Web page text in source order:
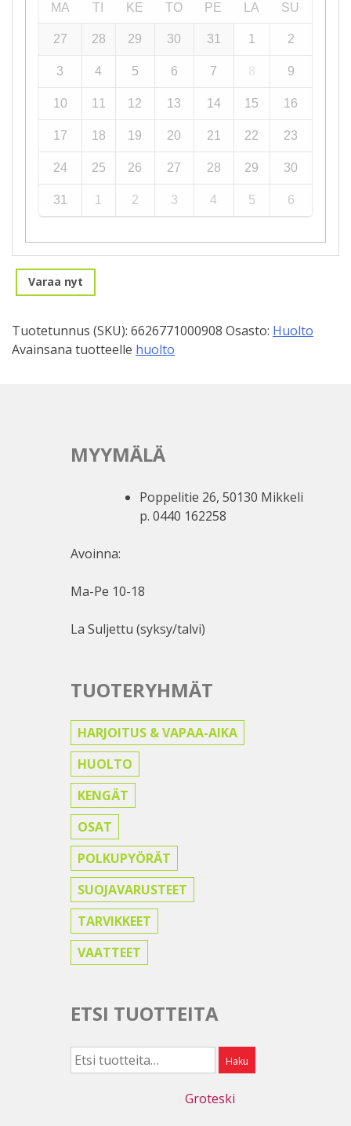
MA TI KE TO PE LA SU
27 28 29 30 31 1 2
3 4 5 6 7 8 9
10 11 12 13 14 15 16
17 18 19 20 21 22 23
24 25 26 27 28 29 30
31 1 2 3 4 5 6
Varaa nyt
Tuotetunnus (SKU): 6626771000908 Osasto: Huolto
Avainsana tuotteelle huolto
MYYMÄLÄ
Poppelitie 26, 50130 Mikkeli
p. 0440 162258
Avoinna:
Ma-Pe 10-18
La Suljettu (syksy/talvi)
TUOTERYHMÄT
HARJOITUS & VAPAA-AIKA
HUOLTO
KENGÄT
OSAT
POLKUPYÖRÄT
SUOJAVARUSTEET
TARVIKKEET
VAATTEET
ETSI TUOTTEITA
Etsi: Haku
Groteski